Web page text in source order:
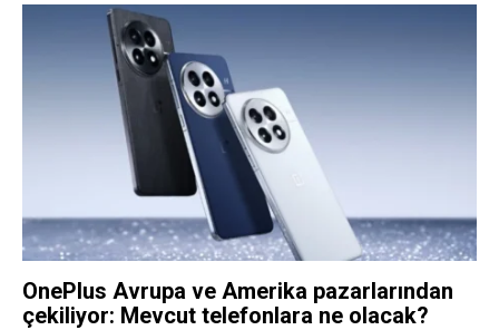
OnePlus Avrupa ve Amerika pazarlarından
çekiliyor: Mevcut telefonlara ne olacak?